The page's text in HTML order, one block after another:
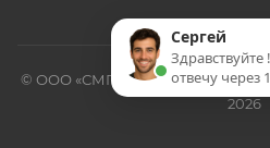
© ООО «СМП-Проект», поставка
2026
Сергей
Здравствуйте
отвечу через